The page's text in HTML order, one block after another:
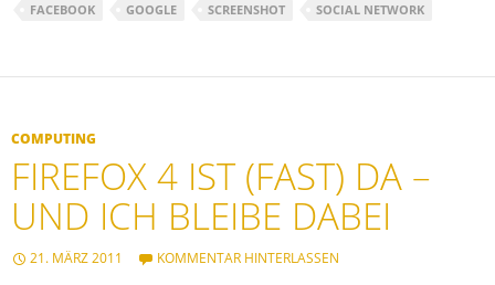
FACEBOOK GOOGLE SCREENSHOT SOCIAL NETWORK
COMPUTING
FIREFOX 4 IST (FAST) DA –
UND ICH BLEIBE DABEI
21. MÄRZ 2011 KOMMENTAR HINTERLASSEN